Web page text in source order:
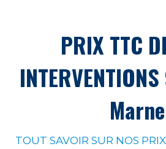
PRIX TTC
Marne
TOUT SAVOIR SUR NOS